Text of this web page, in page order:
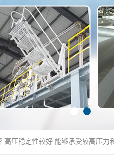
高压稳定性较好 能够承受较高压力